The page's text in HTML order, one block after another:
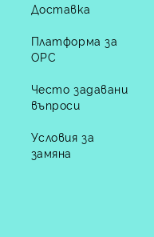
Доставка
Платформа за
ОРС
Често задавани
въпроси
Условия за
замяна